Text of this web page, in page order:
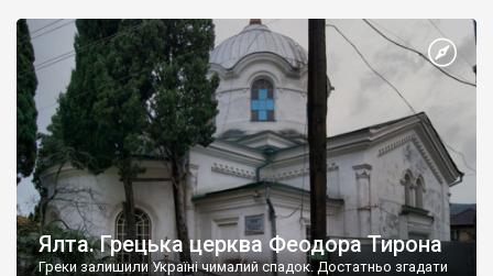
Ялта. Грецька церква Феодора Тирона
Греки залишили Україні чималий спадок. Достатньо згадати